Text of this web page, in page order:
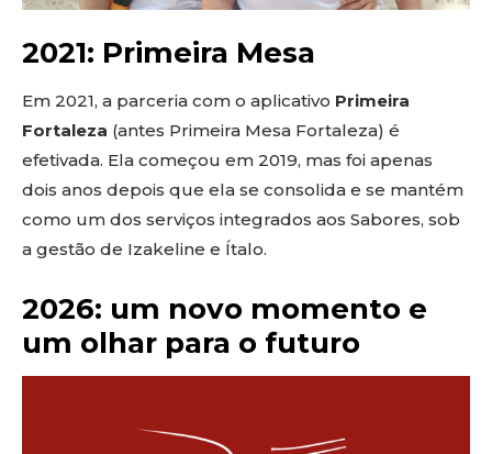
2021: Primeira Mesa
Em 2021, a parceria com o aplicativo Primeira
Fortaleza (antes Primeira Mesa Fortaleza) é
efetivada. Ela começou em 2019, mas foi apenas
dois anos depois que ela se consolida e se mantém
como um dos serviços integrados aos Sabores, sob
a gestão de Izakeline e Ítalo.
2026: um novo momento e
um olhar para o futuro